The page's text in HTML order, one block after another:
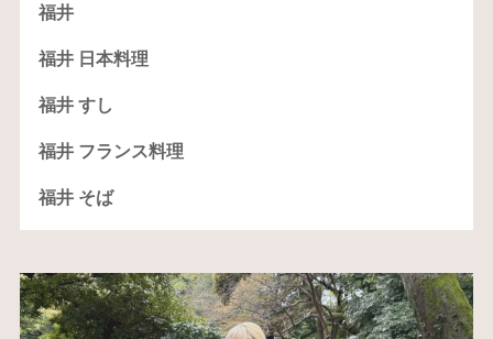
福井
福井 日本料理
福井 すし
福井 フランス料理
福井 そば